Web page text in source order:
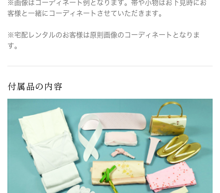
※画像はコーディネート例となります。帯や小物はお下見時にお
客様と一緒にコーディネートさせていただきます。
※宅配レンタルのお客様は原則画像のコーディネートとなりま
す。
付属品の内容